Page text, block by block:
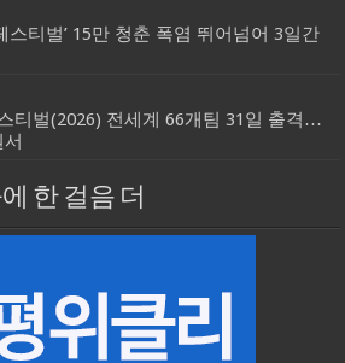
스티벌’ 15만 청춘 폭염 뛰어넘어 3일간
티벌(2026) 전세계 66개팀 31일 출격…
한 걸음 더